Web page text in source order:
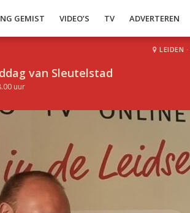
GEMIST VIDEO’S TV ADVERTEREN
van Sleutelstad
uur
LEIDEN ·